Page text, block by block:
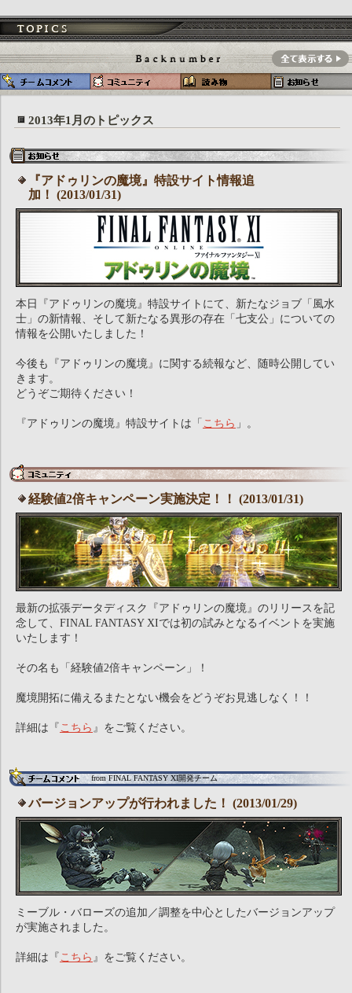
2013年1月のトピックス
『アドゥリンの魔境』特設サイト情報追
加！ (2013/01/31)
本日『アドゥリンの魔境』特設サイトにて、新たなジョブ「風水
士」の新情報、そして新たなる異形の存在「七支公」についての
情報を公開いたしました！
今後も『アドゥリンの魔境』に関する続報など、随時公開してい
きます。
どうぞご期待ください！
『アドゥリンの魔境』特設サイトは「 こちら 」。
経験値2倍キャンペーン実施決定！！ (2013/01/31)
最新の拡張データディスク『アドゥリンの魔境』のリリースを記
念して、FINAL FANTASY XIでは初の試みとなるイベントを実施
いたします！
その名も「経験値2倍キャンペーン」！
魔境開拓に備えるまたとない機会をどうぞお見逃しなく！！
詳細は『 こちら 』をご覧ください。
from FINAL FANTASY XI開発チーム
バージョンアップが行われました！ (2013/01/29)
ミーブル・バローズの追加／調整を中心としたバージョンアップ
が実施されました。
詳細は『 こちら 』をご覧ください。